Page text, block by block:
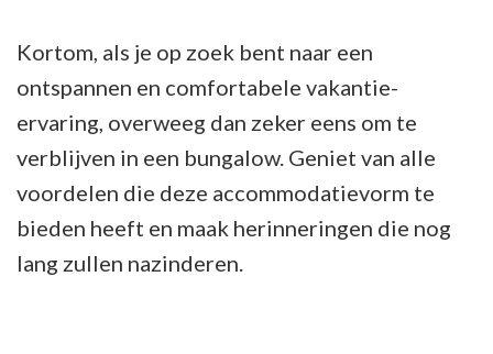
Kortom, als je op zoek bent naar een
ontspannen en comfortabele vakantie-
ervaring, overweeg dan zeker eens om te
verblijven in een bungalow. Geniet van alle
voordelen die deze accommodatievorm te
bieden heeft en maak herinneringen die nog
lang zullen nazinderen.